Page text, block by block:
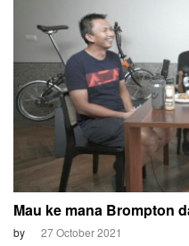
Mau ke mana Brompton
by 27 October 2021